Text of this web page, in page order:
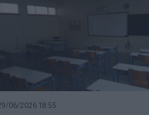
06/2026 18:55